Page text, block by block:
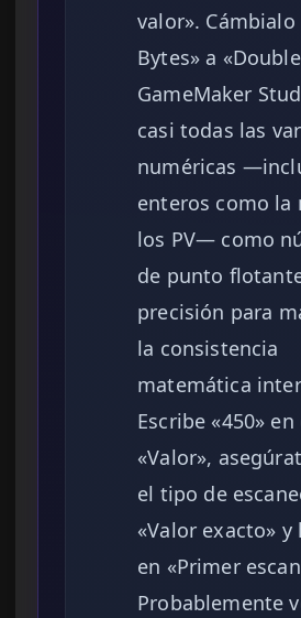
valor». Cámbialo
Bytes» a
GameMaker
casi todas las
numéricas
enteros como la
los PV— como
de punto
precisión para
la consistencia
matemática
Escribe «450»
«Valor»,
el tipo de
«Valor exacto» y
en «Primer
Probablemente